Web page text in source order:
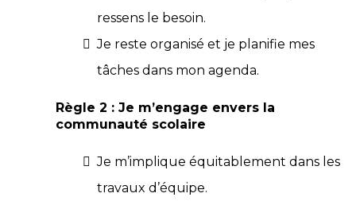
ressens le besoin.
Je reste organisé et je planifie mes
tâches dans mon agenda.
Règle 2 : Je m’engage envers la
communauté scolaire
Je m’implique équitablement dans les
travaux d’équipe.